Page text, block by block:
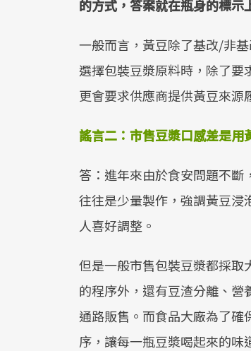
的方式，答案就在瓶身的標示
一般而言，黃豆除了基改/非
選擇包裝豆漿原料時，除了
更會要求供應商提供黃豆來源
謠言二：市售豆漿口感差是用
答：進年來由於食安問題不
往往是少量製作，強調黃豆浸
人喜好調整。
但是一般市售包裝豆漿都採取
的程序外，還有豆渣分離、
通路販售。而食品大廠為了
序，讓每一瓶豆漿喝起來的味